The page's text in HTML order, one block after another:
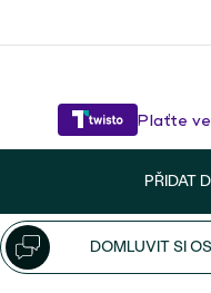
STŘÍBRO
Napište iniciály/text
/ 20 ZNAKŮ
PŘIDAT
DOMLUVIT SI